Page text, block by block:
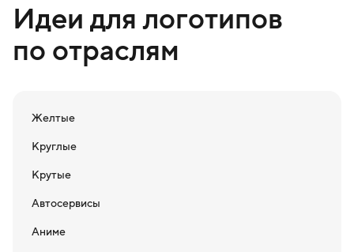
Идеи для логотипов
по отраслям
Желтые
Круглые
Крутые
Автосервисы
Аниме